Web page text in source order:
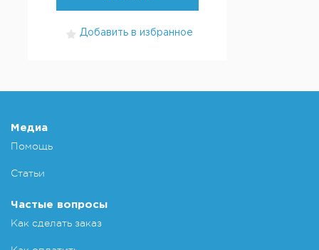
Добавить в избранное
Медиа
Помощь
Статьи
Частые вопросы
Как сделать заказ